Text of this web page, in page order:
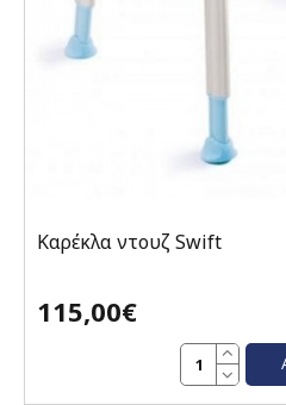
Καρέκλα ντουζ Swift
115,00€